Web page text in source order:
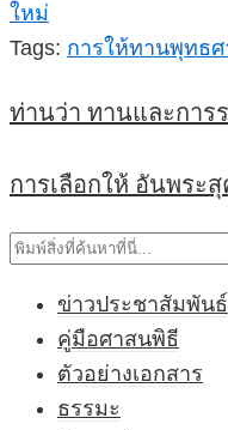
ใหม่
Tags: การให้ทานพุทธ
ท่านว่า ทานและการ
การเลือกให้ อันพระ
ค้นหา
ข่าวประชาสัมพันธ์
คู่มือศาสนพิธี
ตัวอย่างเอกสาร
ธรรมะ